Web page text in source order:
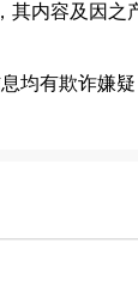
其内容及因
均有欺诈嫌